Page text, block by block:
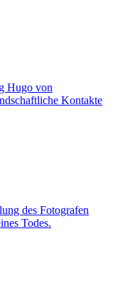
Hugo von
Kontakte
des Fotografen
Todes.